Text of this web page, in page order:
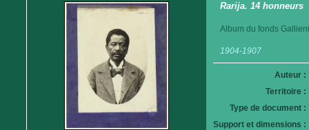
Rarija. 14 honneurs
Album du fonds
1904-1907
Auteur :
Territoire :
Type de document :
Support et dimensions :